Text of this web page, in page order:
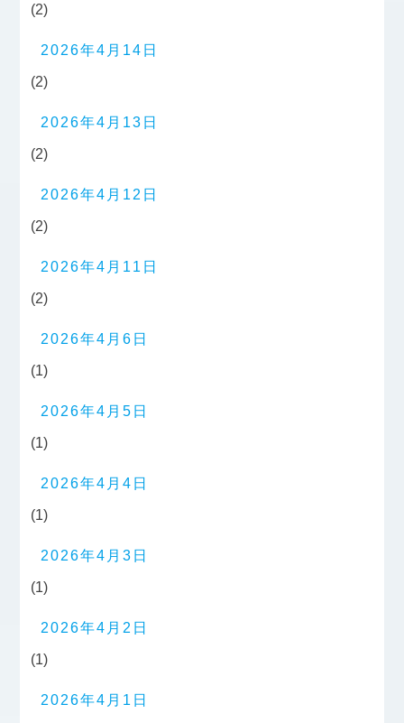
(2)
2026年4月14日
(2)
2026年4月13日
(2)
2026年4月12日
(2)
2026年4月11日
(2)
2026年4月6日
(1)
2026年4月5日
(1)
2026年4月4日
(1)
2026年4月3日
(1)
2026年4月2日
(1)
2026年4月1日